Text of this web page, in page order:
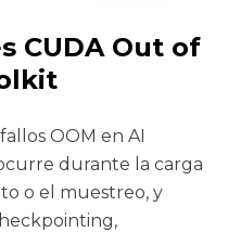
CUDA Out of
OOM en AI
durante la carga
o el muestreo, y